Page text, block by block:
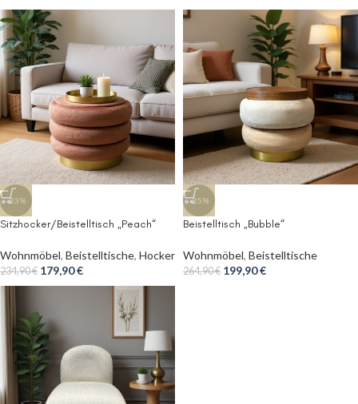
-23%
Sitzhocker/Beistelltisch „Peach“
Wohnmöbel, Beistelltische, Hocker
234,90€ 179,90€
-25%
Beistelltisch „Bubble“
Wohnmöbel, Beistelltische
264,90€ 199,90€